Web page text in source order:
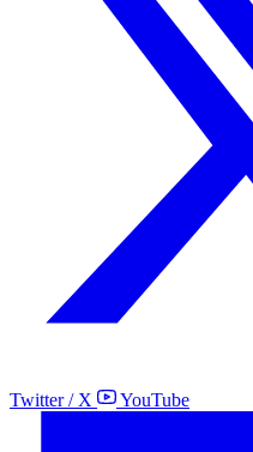
Twitter / X YouTube